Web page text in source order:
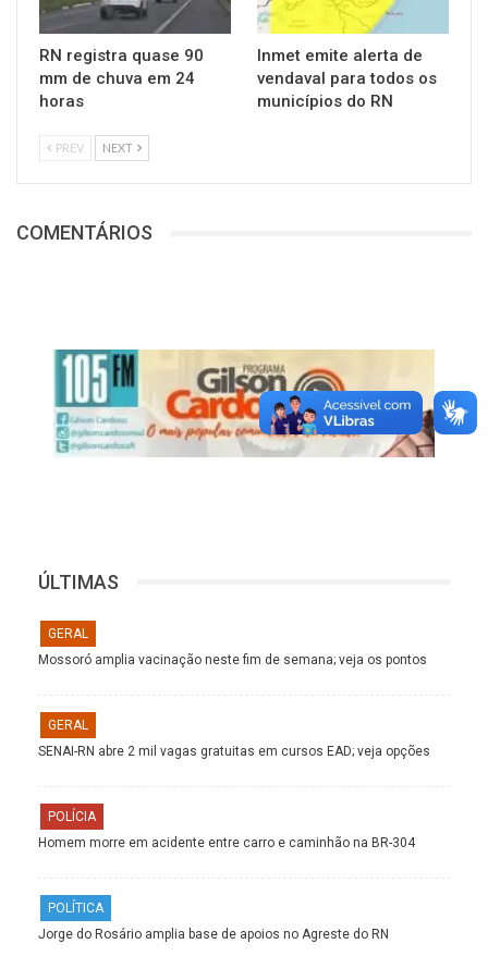
RN registra quase 90
mm de chuva em 24
horas
Inmet emite alerta de
vendaval para todos os
municípios do RN
PREV NEXT
COMENTÁRIOS
ÚLTIMAS
GERAL
Mossoró amplia vacinação neste fim de semana; veja os pontos
GERAL
SENAI-RN abre 2 mil vagas gratuitas em cursos EAD; veja opções
POLÍCIA
Homem morre em acidente entre carro e caminhão na BR-304
POLÍTICA
Jorge do Rosário amplia base de apoios no Agreste do RN